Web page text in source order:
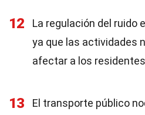
12
La regulación del ruido
ya que las actividades
afectar a los
13
El transporte público